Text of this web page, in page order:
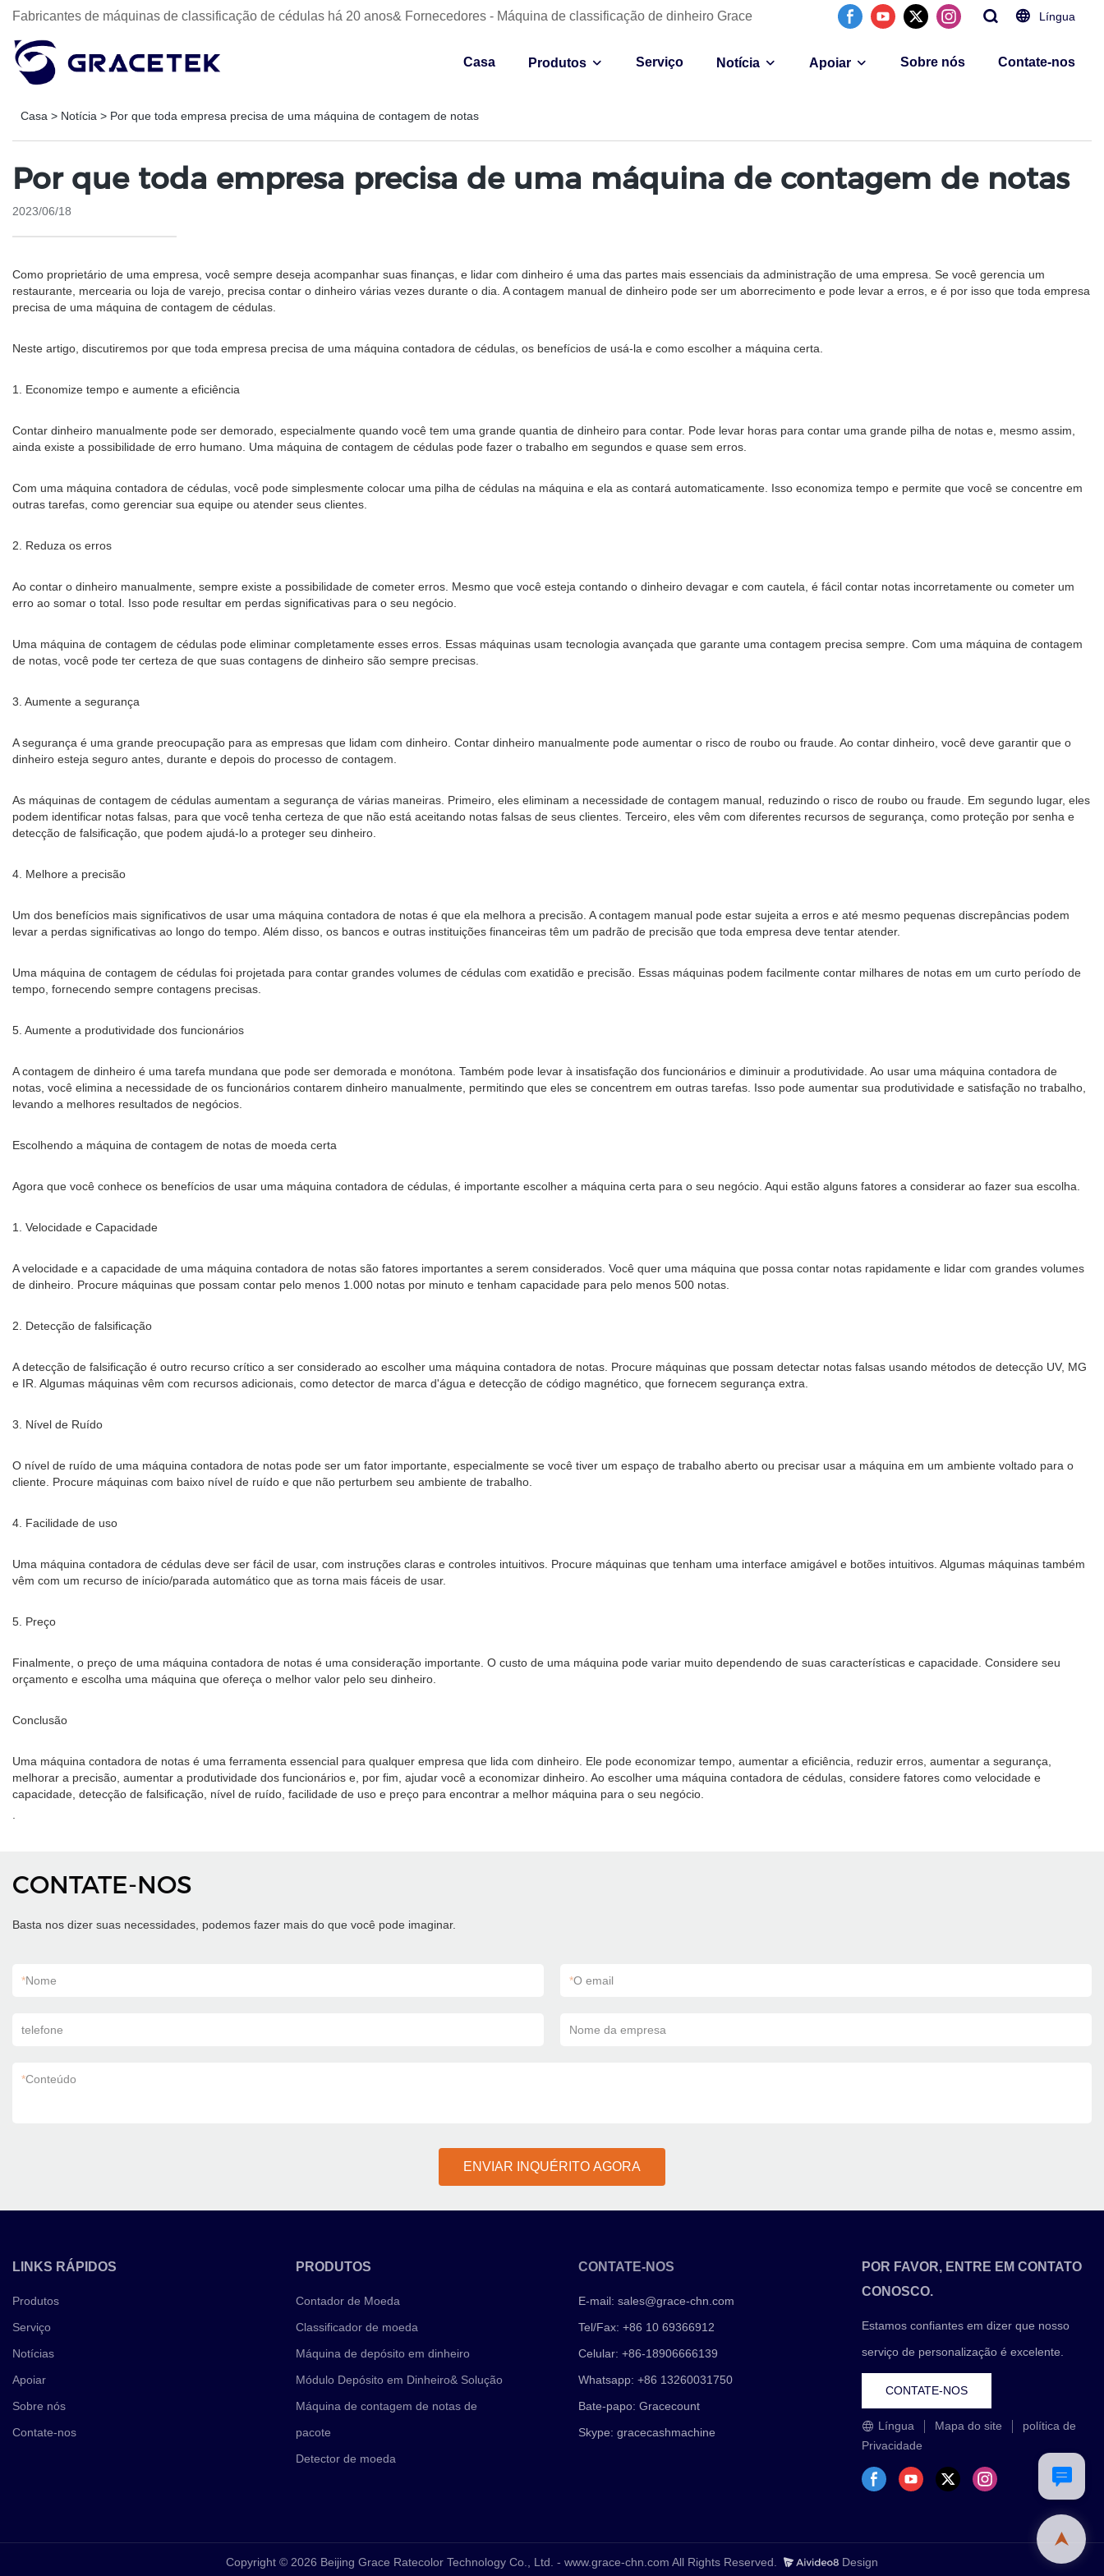
Fabricantes de máquinas de classificação de cédulas há 20 anos& Fornecedores - Máquina de classificação de dinheiro Grace Língua
Casa Produtos Serviço Notícia Apoiar Sobre nós Contate-nos
Casa > Notícia > Por que toda empresa precisa de uma máquina de contagem de notas
Por que toda empresa precisa de uma máquina de contagem de notas
2023/06/18
Como proprietário de uma empresa, você sempre deseja acompanhar suas finanças, e lidar com dinheiro é uma das partes mais essenciais da administração de uma empresa. Se você gerencia um
restaurante, mercearia ou loja de varejo, precisa contar o dinheiro várias vezes durante o dia. A contagem manual de dinheiro pode ser um aborrecimento e pode levar a erros, e é por isso que toda empresa
precisa de uma máquina de contagem de cédulas.
Neste artigo, discutiremos por que toda empresa precisa de uma máquina contadora de cédulas, os benefícios de usá-la e como escolher a máquina certa.
1. Economize tempo e aumente a eficiência
Contar dinheiro manualmente pode ser demorado, especialmente quando você tem uma grande quantia de dinheiro para contar. Pode levar horas para contar uma grande pilha de notas e, mesmo assim,
ainda existe a possibilidade de erro humano. Uma máquina de contagem de cédulas pode fazer o trabalho em segundos e quase sem erros.
Com uma máquina contadora de cédulas, você pode simplesmente colocar uma pilha de cédulas na máquina e ela as contará automaticamente. Isso economiza tempo e permite que você se concentre em
outras tarefas, como gerenciar sua equipe ou atender seus clientes.
2. Reduza os erros
Ao contar o dinheiro manualmente, sempre existe a possibilidade de cometer erros. Mesmo que você esteja contando o dinheiro devagar e com cautela, é fácil contar notas incorretamente ou cometer um
erro ao somar o total. Isso pode resultar em perdas significativas para o seu negócio.
Uma máquina de contagem de cédulas pode eliminar completamente esses erros. Essas máquinas usam tecnologia avançada que garante uma contagem precisa sempre. Com uma máquina de contagem
de notas, você pode ter certeza de que suas contagens de dinheiro são sempre precisas.
3. Aumente a segurança
A segurança é uma grande preocupação para as empresas que lidam com dinheiro. Contar dinheiro manualmente pode aumentar o risco de roubo ou fraude. Ao contar dinheiro, você deve garantir que o
dinheiro esteja seguro antes, durante e depois do processo de contagem.
As máquinas de contagem de cédulas aumentam a segurança de várias maneiras. Primeiro, eles eliminam a necessidade de contagem manual, reduzindo o risco de roubo ou fraude. Em segundo lugar, eles
podem identificar notas falsas, para que você tenha certeza de que não está aceitando notas falsas de seus clientes. Terceiro, eles vêm com diferentes recursos de segurança, como proteção por senha e
detecção de falsificação, que podem ajudá-lo a proteger seu dinheiro.
4. Melhore a precisão
Um dos benefícios mais significativos de usar uma máquina contadora de notas é que ela melhora a precisão. A contagem manual pode estar sujeita a erros e até mesmo pequenas discrepâncias podem
levar a perdas significativas ao longo do tempo. Além disso, os bancos e outras instituições financeiras têm um padrão de precisão que toda empresa deve tentar atender.
Uma máquina de contagem de cédulas foi projetada para contar grandes volumes de cédulas com exatidão e precisão. Essas máquinas podem facilmente contar milhares de notas em um curto período de
tempo, fornecendo sempre contagens precisas.
5. Aumente a produtividade dos funcionários
A contagem de dinheiro é uma tarefa mundana que pode ser demorada e monótona. Também pode levar à insatisfação dos funcionários e diminuir a produtividade. Ao usar uma máquina contadora de
notas, você elimina a necessidade de os funcionários contarem dinheiro manualmente, permitindo que eles se concentrem em outras tarefas. Isso pode aumentar sua produtividade e satisfação no trabalho,
levando a melhores resultados de negócios.
Escolhendo a máquina de contagem de notas de moeda certa
Agora que você conhece os benefícios de usar uma máquina contadora de cédulas, é importante escolher a máquina certa para o seu negócio. Aqui estão alguns fatores a considerar ao fazer sua escolha.
1. Velocidade e Capacidade
A velocidade e a capacidade de uma máquina contadora de notas são fatores importantes a serem considerados. Você quer uma máquina que possa contar notas rapidamente e lidar com grandes volumes
de dinheiro. Procure máquinas que possam contar pelo menos 1.000 notas por minuto e tenham capacidade para pelo menos 500 notas.
2. Detecção de falsificação
A detecção de falsificação é outro recurso crítico a ser considerado ao escolher uma máquina contadora de notas. Procure máquinas que possam detectar notas falsas usando métodos de detecção UV, MG
e IR. Algumas máquinas vêm com recursos adicionais, como detector de marca d'água e detecção de código magnético, que fornecem segurança extra.
3. Nível de Ruído
O nível de ruído de uma máquina contadora de notas pode ser um fator importante, especialmente se você tiver um espaço de trabalho aberto ou precisar usar a máquina em um ambiente voltado para o
cliente. Procure máquinas com baixo nível de ruído e que não perturbem seu ambiente de trabalho.
4. Facilidade de uso
Uma máquina contadora de cédulas deve ser fácil de usar, com instruções claras e controles intuitivos. Procure máquinas que tenham uma interface amigável e botões intuitivos. Algumas máquinas também
vêm com um recurso de início/parada automático que as torna mais fáceis de usar.
5. Preço
Finalmente, o preço de uma máquina contadora de notas é uma consideração importante. O custo de uma máquina pode variar muito dependendo de suas características e capacidade. Considere seu
orçamento e escolha uma máquina que ofereça o melhor valor pelo seu dinheiro.
Conclusão
Uma máquina contadora de notas é uma ferramenta essencial para qualquer empresa que lida com dinheiro. Ele pode economizar tempo, aumentar a eficiência, reduzir erros, aumentar a segurança,
melhorar a precisão, aumentar a produtividade dos funcionários e, por fim, ajudar você a economizar dinheiro. Ao escolher uma máquina contadora de cédulas, considere fatores como velocidade e
capacidade, detecção de falsificação, nível de ruído, facilidade de uso e preço para encontrar a melhor máquina para o seu negócio.
CONTATE-NOS
Basta nos dizer suas necessidades, podemos fazer mais do que você pode imaginar.
*Nome *O email
telefone Nome da empresa
*Conteúdo
ENVIAR INQUÉRITO AGORA
LINKS RÁPIDOS
Produtos
Serviço
Notícias
Apoiar
Sobre nós
Contate-nos
PRODUTOS
Contador de Moeda
Classificador de moeda
Máquina de depósito em dinheiro
Módulo Depósito em Dinheiro& Solução
Máquina de contagem de notas de
pacote
Detector de moeda
CONTATE-NOS
E-mail:sales@grace-chn.com
Tel/Fax: +86 10 69366912
Celular: +86-18906666139
Whatsapp: +86 13260031750
Bate-papo: Gracecount
Skype: gracecashmachine
POR FAVOR, ENTRE EM CONTATO
CONOSCO.
Estamos confiantes em dizer que nosso
serviço de personalização é excelente.
CONTATE-NOS
Língua Mapa do site
política de
Privacidade
Copyright © 2026 Beijing Grace Ratecolor Technology Co., Ltd. - www.grace-chn.com All Rights Reserved. Design